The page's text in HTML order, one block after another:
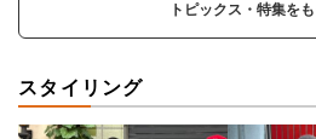
トピックス・特集を
スタイリング